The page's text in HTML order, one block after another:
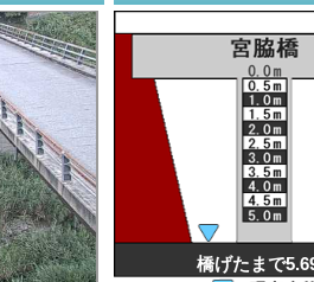
橋げたまで